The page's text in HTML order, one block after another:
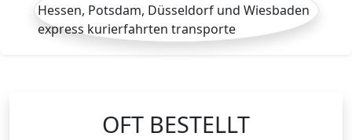
OFT BESTELLT